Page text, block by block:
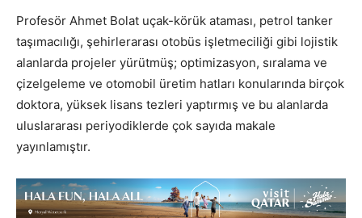
Profesör Ahmet Bolat uçak-körük ataması, petrol tanker
taşımacılığı, şehirlerarası otobüs işletmeciliği gibi lojistik
alanlarda projeler yürütmüş; optimizasyon, sıralama ve
çizelgeleme ve otomobil üretim hatları konularında birçok
doktora, yüksek lisans tezleri yaptırmış ve bu alanlarda
uluslararası periyodiklerde çok sayıda makale
yayınlamıştır.